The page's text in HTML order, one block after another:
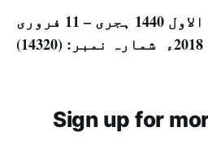
اتوار – 25 جمادی الاول 1440 ہجری – 11 فروری
2018ء شمارہ نمبر: (14320)
Sign up for